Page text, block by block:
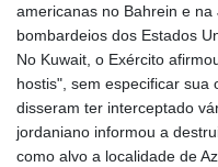
americanas no Bahrein e
bombardeios dos Estados
No Kuwait, o Exército
hostis", sem especificar sua
disseram ter interceptado
jordaniano informou a
como alvo a localidade de